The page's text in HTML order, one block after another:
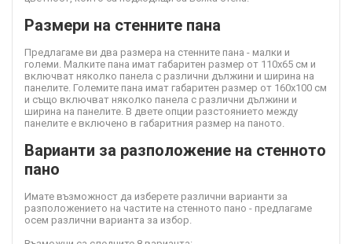
Размери на стенните пана
Предлагаме ви два размера на стенните пана - малки и
големи. Малките пана имат габаритен размер от 110х65 см и
включват няколко панела с различни дължини и ширина на
панелите. Големите пана имат габаритен размер от 160х100 см
и също включват няколко панела с различни дължини и
ширина на панелите. В двете опции разстоянието между
панелите е включено в габаритния размер на паното.
Варианти за разположение на стенното
пано
Имате възможност да изберете различни варианти за
разположението на частите на стенното пано - предлагаме
осем различни варианта за избор.